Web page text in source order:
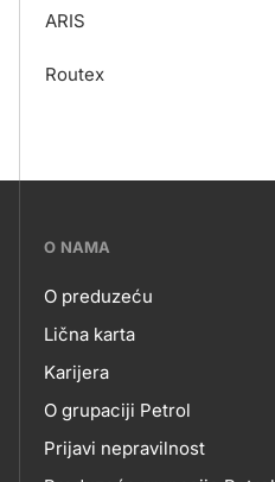
ARIS
Routex
???
skupno.footer-
title???
O NAMA
O
NAMA
O preduzeću
Lična karta
Karijera
O grupaciji Petrol
Prijavi nepravilnost